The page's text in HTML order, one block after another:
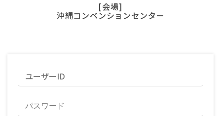
[会場]
沖縄コンベンションセンター